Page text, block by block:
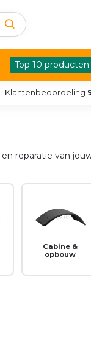
Top 10 producten
Klantenbeoordeling
reparatie van
Cabine &
opbouw